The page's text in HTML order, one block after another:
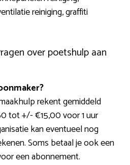
reiniging, graffiti
over poetshulp aan
rekent gemiddeld
tot +/- €15,00 voor 1 uur
kan eventueel nog
Soms betaal je ook een
een abonnement.